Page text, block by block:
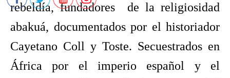
rebeldía, fundadores de la religiosidad
abakuá, documentados por el historiador
Cayetano Coll y Toste. Secuestrados en
África por el imperio español y el